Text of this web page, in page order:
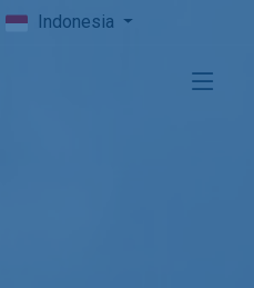
Indonesia